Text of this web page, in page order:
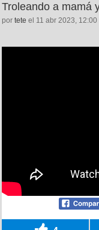
Troleando a mamá
por tete el 11 abr 2023, 12:00